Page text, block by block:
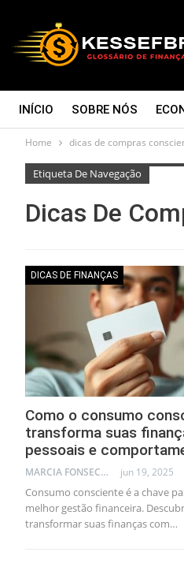
INÍCIO SOBRE NÓS
CONTATO
Home dicas de compras
Etiqueta De Navegação
Dicas De
DICAS DE FINANÇAS
Como o consumo
transforma suas
pessoais e
MARCIA FONSECA - FINANCIAL CONSULTANT jun 19, 2025
Consumo consciente é a chave
melhor gestão financeira.
transformar suas finanças com…